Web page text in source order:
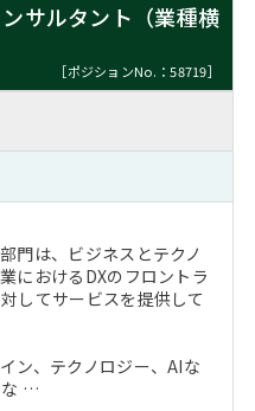
サルタント（業種横
［ポジションNo.：58719］
門は、ビジネスとテクノ
におけるDXのフロントラ
してサービスを提供して
ン、テクノロジー、AIな
な …